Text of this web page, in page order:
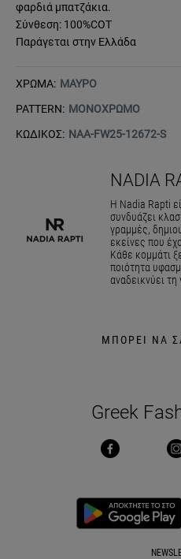
φαρδιά μπατζάκια.
Σύνθεση: 100%COT
Παράγεται στην Ελλάδα
ΧΡΩΜΑ: ΜΑΥΡΟ
PATTERN: ΜΟΝΟΧΡΩΜΟ
ΚΩΔΙΚΟΣ: NAA-FW25-12672-S
NADIA
Η Nadia Rapti
συνδυάζει
γραμμές,
εκείνες που
Κάθε κομμάτι
ποιότητα
αναδεικνύει τη
ΜΠΟΡΕΙ ΝΑ
Greek